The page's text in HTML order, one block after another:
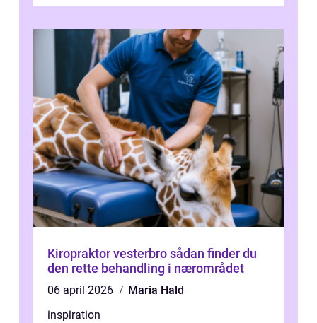
Kiropraktor vesterbro sådan finder du
den rette behandling i nærområdet
06 april 2026
Maria Hald
inspiration